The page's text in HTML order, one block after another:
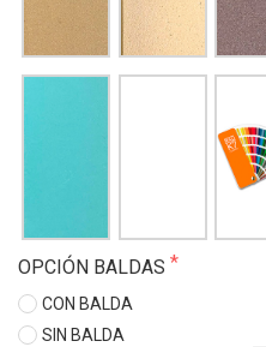
OPCIÓN BALDAS
CON BALDA
SIN BALDA